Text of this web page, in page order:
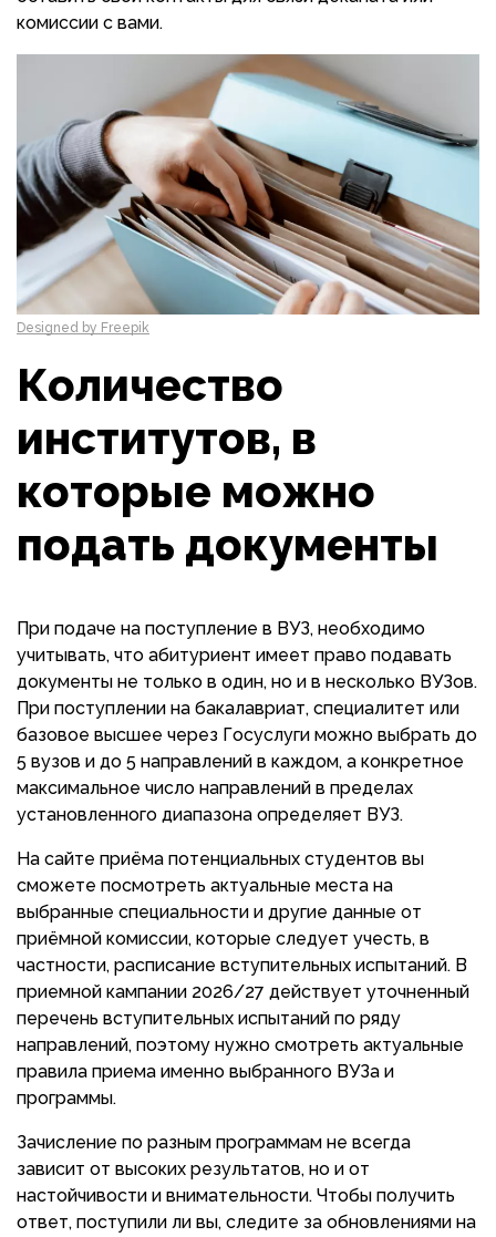
комиссии с вами.
Designed by Freepik
Количество
институтов, в
которые можно
подать документы
При подаче на поступление в ВУЗ, необходимо
учитывать, что абитуриент имеет право подавать
документы не только в один, но и в несколько ВУЗов.
При поступлении на бакалавриат, специалитет или
базовое высшее через Госуслуги можно выбрать до
5 вузов и до 5 направлений в каждом, а конкретное
максимальное число направлений в пределах
установленного диапазона определяет ВУЗ.
На сайте приёма потенциальных студентов вы
сможете посмотреть актуальные места на
выбранные специальности и другие данные от
приёмной комиссии, которые следует учесть, в
частности, расписание вступительных испытаний. В
приемной кампании 2026/27 действует уточненный
перечень вступительных испытаний по ряду
направлений, поэтому нужно смотреть актуальные
правила приема именно выбранного ВУЗа и
программы.
Зачисление по разным программам не всегда
зависит от высоких результатов, но и от
настойчивости и внимательности. Чтобы получить
ответ, поступили ли вы, следите за обновлениями на